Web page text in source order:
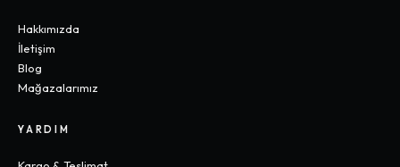
Hakkımızda
İletişim
Blog
Mağazalarımız
YARDIM